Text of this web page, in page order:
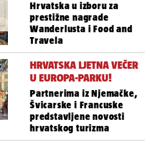
Hrvatska u izboru za
prestižne nagrade
Wanderlusta i Food and
Travela
HRVATSKA LJETNA VEČER
U EUROPA-PARKU!
Partnerima iz Njemačke,
Švicarske i Francuske
predstavljene novosti
hrvatskog turizma